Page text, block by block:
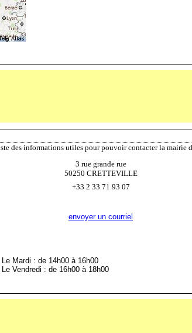
des informations utiles pour pouvoir contacter la mairie
3 rue grande rue
50250 CRETTEVILLE
+33 2 33 71 93 07
envoyer un courriel
Le Mardi : de 14h00 à 16h00
Le Vendredi : de 16h00 à 18h00